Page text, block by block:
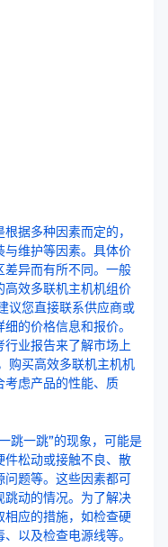
据多种因素而定的，
维护等因素。具体价
异而有所不同。一般
效多联机主机机组价
议您直接联系供应商或
的价格信息和报价。
业报告来了解市场上
购买高效多联机主机机
考虑产品的性能、质
跳一跳”的现象，可能是
件松动或接触不良、散
题等。这些因素都可
跳动的情况。为了解决
应的措施，如检查硬
以及检查电源线等。